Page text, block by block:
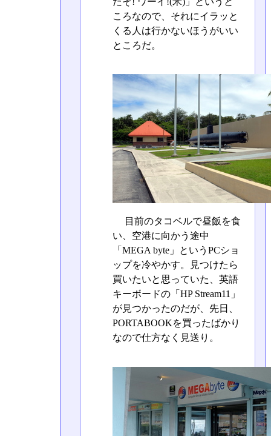
ころなので、それにイラッと
くる人は行かないほうがいい
ところだ。
目前のタコベルで昼飯を食
い、空港に向かう途中
「MEGA byte」というPCショ
ップを冷やかす。見つけたら
買いたいと思っていた、英語
キーボードの「HP Stream11」
が見つかったのだが、先日、
PORTABOOKを買ったばかり
なので仕方なく見送り。